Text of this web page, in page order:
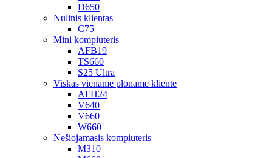
D650
Nulinis klientas
C75
Mini kompiuteris
AFB19
TS660
S25 Ultra
Viskas viename ploname kliente
AFH24
V640
V660
W660
Nešiojamasis kompiuteris
M310